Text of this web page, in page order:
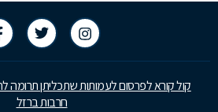
קול קורא לפרסום לעמותות שתכליתן תרומה
חרבות ברזל